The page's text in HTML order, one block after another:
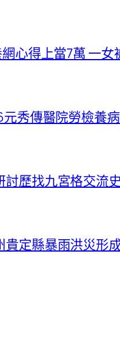
心得上當7萬 一女
秀傳醫院勞檢養
討歷找九宮格交流
定縣暴雨洪災形